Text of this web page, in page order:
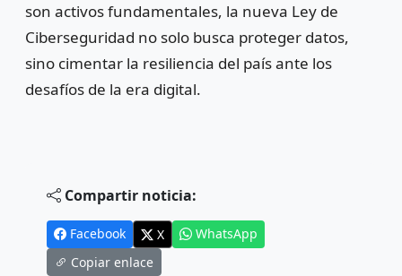
son activos fundamentales, la nueva Ley de
Ciberseguridad no solo busca proteger datos,
sino cimentar la resiliencia del país ante los
desafíos de la era digital.
Compartir noticia:
Facebook X
WhatsApp
Copiar enlace